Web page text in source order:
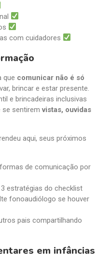
com cuidadores
que comunicar não é só
brincar e estar presente.
e brincadeiras inclusivas
se sentiremvistas, ouvidas
aqui, seus próximos
de comunicação por
estratégias do checklist
fonoaudiólogo se houver
pais compartilhando
em infâncias